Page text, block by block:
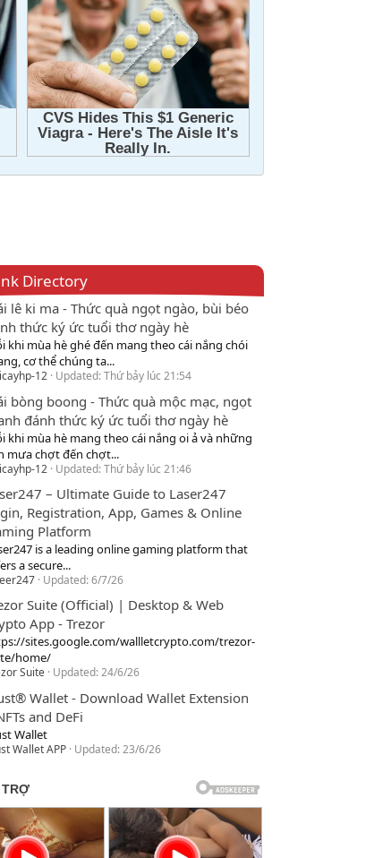
Directory
lê ki ma - Thức quà ngọt ngào, bùi béo
thức ký ức tuổi thơ ngày hè
khi mùa hè ghé đến mang theo cái nắng chói
cơ thể chúng ta...
12 Updated:Thứ bảy lúc 21:54
bòng boong - Thức quà mộc mạc, ngọt
đánh thức ký ức tuổi thơ ngày hè
khi mùa hè mang theo cái nắng oi ả và những
mưa chợt đến chợt...
12 Updated:Thứ bảy lúc 21:46
– Ultimate Guide to Laser247
Registration, App, Games & Online
Platform
is a leading online gaming platform that
a secure...
Updated:6/7/26
Suite (Official) | Desktop & Web
App - Trezor
sites.google.com/wallletcrypto.com/trezor-
home/
Suite Updated:24/6/26
Wallet - Download Wallet Extension
and DeFi
Wallet
Wallet APP Updated:23/6/26